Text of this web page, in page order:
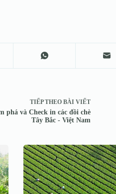
TIẾP THEO BÀI VIẾT
phá và Check in các đồi chè
Tây Bắc - Việt Nam